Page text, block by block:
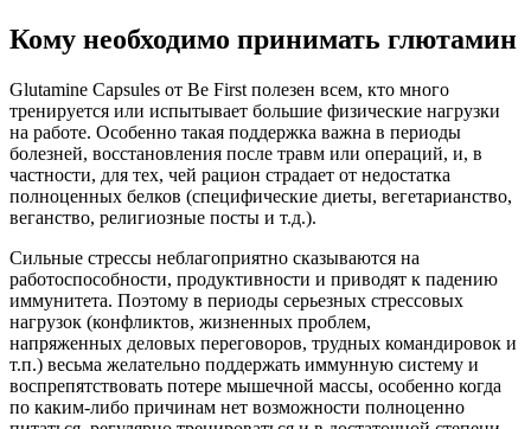
Кому необходимо принимать глютамин
Glutamine Capsules от Be First полезен всем, кто много
тренируется или испытывает большие физические нагрузки
на работе. Особенно такая поддержка важна в периоды
болезней, восстановления после травм или операций, и, в
частности, для тех, чей рацион страдает от недостатка
полноценных белков (специфические диеты, вегетарианство,
веганство, религиозные посты и т.д.).
Сильные стрессы неблагоприятно сказываются на
работоспособности, продуктивности и приводят к падению
иммунитета. Поэтому в периоды серьезных стрессовых
нагрузок (конфликтов, жизненных проблем,
напряженных деловых переговоров, трудных командировок и
т.п.) весьма желательно поддержать иммунную систему и
воспрепятствовать потере мышечной массы, особенно когда
по каким-либо причинам нет возможности полноценно